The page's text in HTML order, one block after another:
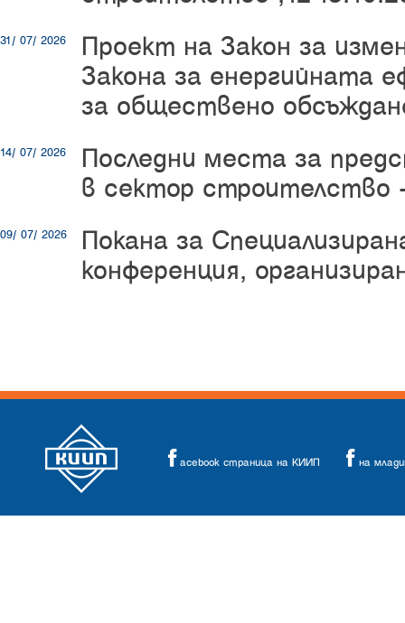
31/ 07/ 2026
Проект на Закон за
Закона за енергийната
за обществено
14/ 07/ 2026
Последни места за
в сектор строителство
09/ 07/ 2026
Покана за
конференция,
acebook страница на КИИП на